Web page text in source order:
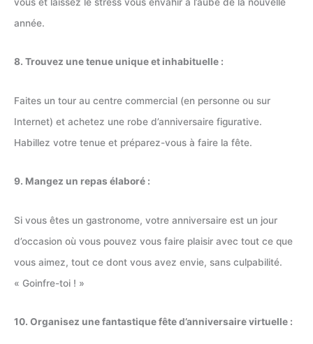
année.
8. Trouvez une tenue unique et inhabituelle :
Faites un tour au centre commercial (en personne ou sur
Internet) et achetez une robe d’anniversaire figurative.
Habillez votre tenue et préparez-vous à faire la fête.
9. Mangez un repas élaboré :
Si vous êtes un gastronome, votre anniversaire est un jour
d’occasion où vous pouvez vous faire plaisir avec tout ce que
vous aimez, tout ce dont vous avez envie, sans culpabilité.
« Goinfre-toi ! »
10. Organisez une fantastique fête d’anniversaire virtuelle :